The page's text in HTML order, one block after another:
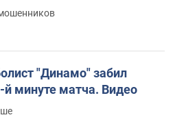
"Динамо" забил
минуте матча. Видео